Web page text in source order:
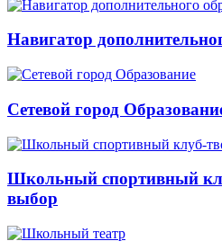
Навигатор
Сетевой город
Школьный спортивный
выбор